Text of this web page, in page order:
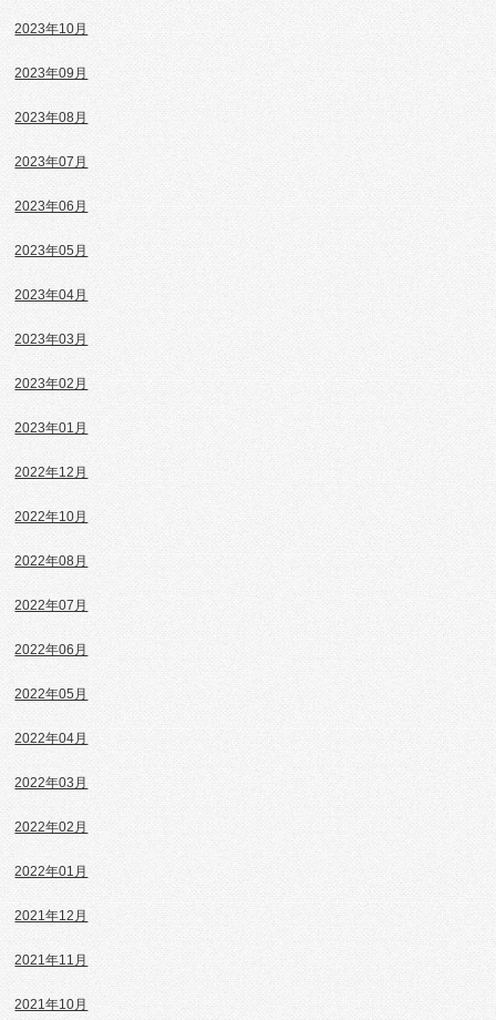
2023年10月
2023年09月
2023年08月
2023年07月
2023年06月
2023年05月
2023年04月
2023年03月
2023年02月
2023年01月
2022年12月
2022年10月
2022年08月
2022年07月
2022年06月
2022年05月
2022年04月
2022年03月
2022年02月
2022年01月
2021年12月
2021年11月
2021年10月